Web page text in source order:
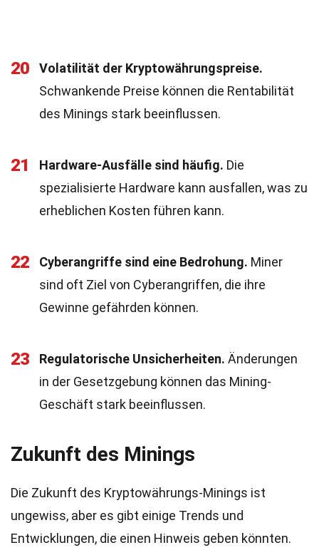
20
Volatilität der Kryptowährungspreise.
Schwankende Preise können die Rentabilität
des Minings stark beeinflussen.
21 Hardware-Ausfälle sind häufig. Die
spezialisierte Hardware kann ausfallen, was zu
erheblichen Kosten führen kann.
22 Cyberangriffe sind eine Bedrohung. Miner
sind oft Ziel von Cyberangriffen, die ihre
Gewinne gefährden können.
23 Regulatorische Unsicherheiten. Änderungen
in der Gesetzgebung können das Mining-
Geschäft stark beeinflussen.
Zukunft des Minings
Die Zukunft des Kryptowährungs-Minings ist
ungewiss, aber es gibt einige Trends und
Entwicklungen, die einen Hinweis geben könnten.